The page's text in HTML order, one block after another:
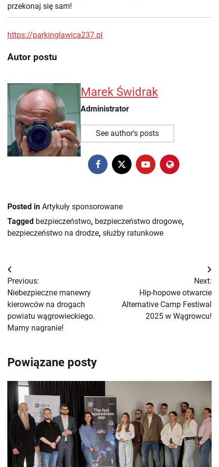
przekonaj się sam!
https://parkinglawica237.pl
Autor postu
Marek Świdrak
Administrator
See author's posts
Posted in Artykuły sponsorowane
Tagged bezpieczeństwo, bezpieczeństwo drogowe,
bezpieczeństwo na drodze, służby ratunkowe
Nawigacja
wpisu
Previous:
Niebezpieczne manewry
kierowców na drogach
powiatu wągrowieckiego.
Mamy nagranie!
Next:
Hip-hopowe otwarcie
Alternative Camp Festiwal
2025 w Wągrowcu!
Powiązane posty